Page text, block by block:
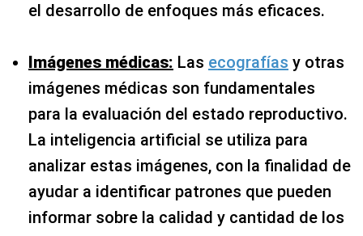
el desarrollo de enfoques más eficaces.
Imágenes médicas: Las ecografías y otras
imágenes médicas son fundamentales
para la evaluación del estado reproductivo.
La inteligencia artificial se utiliza para
analizar estas imágenes, con la finalidad de
ayudar a identificar patrones que pueden
informar sobre la calidad y cantidad de los